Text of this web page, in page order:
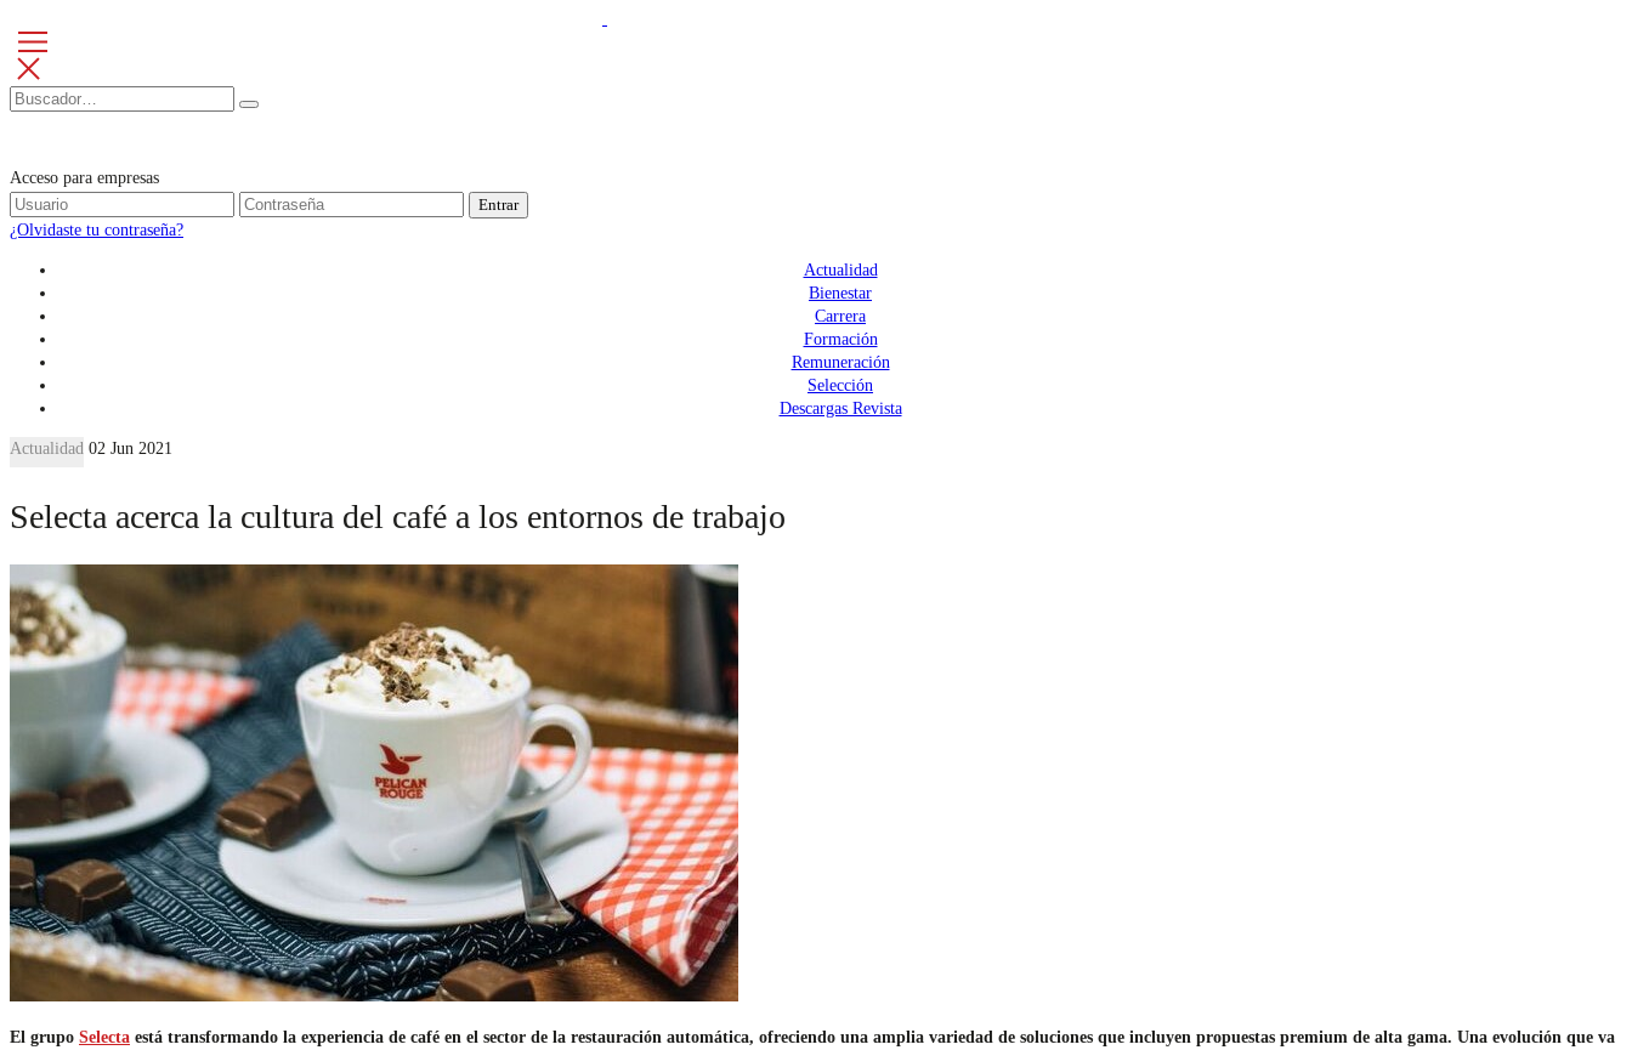
Acceso para empresas
Entrar
¿Olvidaste tu contraseña?
Actualidad
Bienestar
Carrera
Formación
Remuneración
Selección
Descargas Revista
Actualidad 02 Jun 2021
Selecta acerca la cultura del café a los entornos de trabajo
El grupo Selecta está transformando la experiencia de café en el sector de la restauración automática, ofreciendo una amplia variedad de soluciones que incluyen propuestas premium de alta gama. Una evolución que va